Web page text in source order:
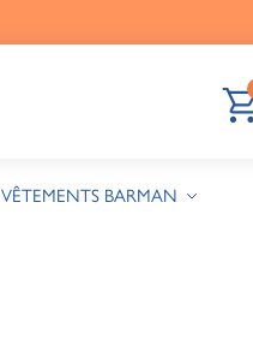
VÊTEMENTS BARMAN